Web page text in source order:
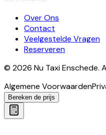
Over Ons
Contact
Veelgestelde Vragen
Reserveren
© 2026 Nu Taxi Enschede.
Algemene Voorwaarden
Bereken de prijs